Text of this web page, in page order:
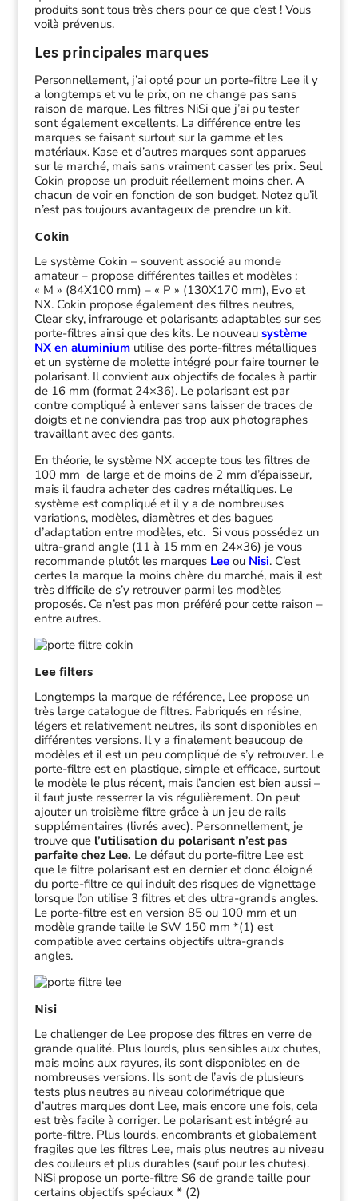
produits sont tous très chers pour ce que c’est ! Vous
voilà prévenus.
Les principales marques
Personnellement, j’ai opté pour un porte-filtre Lee il y
a longtemps et vu le prix, on ne change pas sans
raison de marque. Les filtres NiSi que j’ai pu tester
sont également excellents. La différence entre les
marques se faisant surtout sur la gamme et les
matériaux. Kase et d’autres marques sont apparues
sur le marché, mais sans vraiment casser les prix. Seul
Cokin propose un produit réellement moins cher. A
chacun de voir en fonction de son budget. Notez qu’il
n’est pas toujours avantageux de prendre un kit.
Cokin
Le système Cokin – souvent associé au monde
amateur – propose différentes tailles et modèles :
« M » (84X100 mm) – « P » (130X170 mm), Evo et
NX. Cokin propose également des filtres neutres,
Clear sky, infrarouge et polarisants adaptables sur ses
porte-filtres ainsi que des kits. Le nouveau système
NX en aluminiumutilise des porte-filtres métalliques
et un système de molette intégré pour faire tourner le
polarisant. Il convient aux objectifs de focales à partir
de 16 mm (format 24×36). Le polarisant est par
contre compliqué à enlever sans laisser de traces de
doigts et ne conviendra pas trop aux photographes
travaillant avec des gants.
En théorie, le système NX accepte tous les filtres de
100 mm de large et de moins de 2 mm d’épaisseur,
mais il faudra acheter des cadres métalliques. Le
système est compliqué et il y a de nombreuses
variations, modèles, diamètres et des bagues
d’adaptation entre modèles, etc. Si vous possédez un
ultra-grand angle (11 à 15 mm en 24×36) je vous
recommande plutôt les marques Lee ou Nisi. C’est
certes la marque la moins chère du marché, mais il est
très difficile de s’y retrouver parmi les modèles
proposés. Ce n’est pas mon préféré pour cette raison –
entre autres.
Lee filters
Longtemps la marque de référence, Lee propose un
très large catalogue de filtres. Fabriqués en résine,
légers et relativement neutres, ils sont disponibles en
différentes versions. Il y a finalement beaucoup de
modèles et il est un peu compliqué de s’y retrouver. Le
porte-filtre est en plastique, simple et efficace, surtout
le modèle le plus récent, mais l’ancien est bien aussi –
il faut juste resserrer la vis régulièrement. On peut
ajouter un troisième filtre grâce à un jeu de rails
supplémentaires (livrés avec). Personnellement, je
trouve quel’utilisation du polarisant n’est pas
parfaite chez Lee. Le défaut du porte-filtre Lee est
que le filtre polarisant est en dernier et donc éloigné
du porte-filtre ce qui induit des risques de vignettage
lorsque l’on utilise 3 filtres et des ultra-grands angles.
Le porte-filtre est en version 85 ou 100 mm et un
modèle grande taille le SW 150 mm *(1) est
compatible avec certains objectifs ultra-grands
angles.
Nisi
Le challenger de Lee propose des filtres en verre de
grande qualité. Plus lourds, plus sensibles aux chutes,
mais moins aux rayures, ils sont disponibles en de
nombreuses versions. Ils sont de l’avis de plusieurs
tests plus neutres au niveau colorimétrique que
d’autres marques dont Lee, mais encore une fois, cela
est très facile à corriger. Le polarisant est intégré au
porte-filtre. Plus lourds, encombrants et globalement
fragiles que les filtres Lee, mais plus neutres au niveau
des couleurs et plus durables (sauf pour les chutes).
NiSi propose un porte-filtre S6 de grande taille pour
certains objectifs spéciaux * (2)